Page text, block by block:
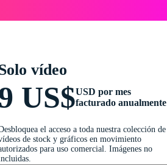
vídeo
US$USD por mes
facturado anualmente
el acceso a toda nuestra colección de
de stock y gráficos en movimiento
para uso comercial. Imágenes no